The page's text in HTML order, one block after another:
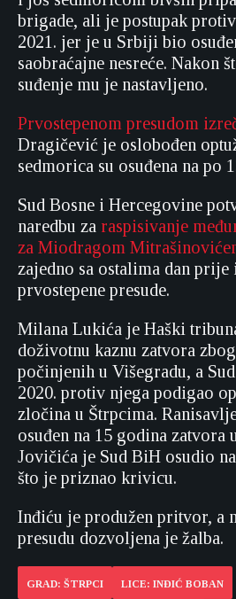
brigade, ali je postupak
2021. jer je u Srbiji bio
saobraćajne nesreće. Nakon
suđenje mu je nastavljeno.
Prvostepenom presudom
Dragičević je oslobođen
sedmorica su osuđena na po
Sud Bosne i Hercegovine
naredbu za raspisivanje
za Miodragom
zajedno sa ostalima dan prije
prvostepene presude.
Milana Lukića je Haški
doživotnu kaznu zatvora
počinjenih u Višegradu, a
2020. protiv njega podigao
zločina u Štrpcima.
osuđen na 15 godina zatvora
Jovičića je Sud BiH osudio
što je priznao krivicu.
Inđiću je produžen pritvor, a
presudu dozvoljena je žalba.
GRAD: ŠTRPCI LICE: INĐIĆ BOBAN